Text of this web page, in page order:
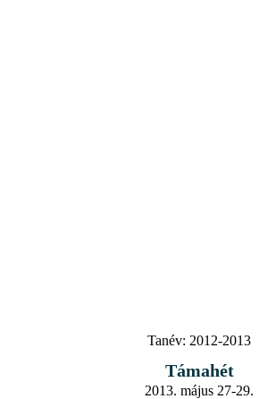
Tanév: 2012-2013
Támahét
2013. május 27-29.